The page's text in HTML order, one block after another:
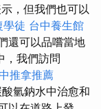
，但我們也可以
學徒 台中養生館
還可以品嚐當地
，我們訪問
推拿推薦
氫鈉水中治愈和